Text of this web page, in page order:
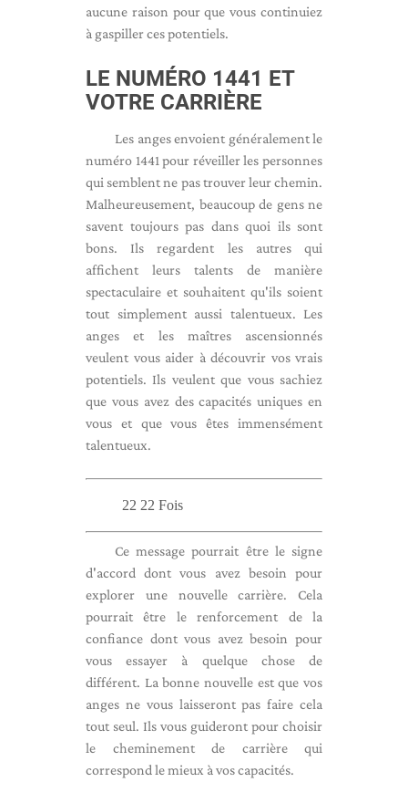
aucune raison pour que vous continuiez
à gaspiller ces potentiels.
LE NUMÉRO 1441 ET
VOTRE CARRIÈRE
Les anges envoient généralement le
numéro 1441 pour réveiller les personnes
qui semblent ne pas trouver leur chemin.
Malheureusement, beaucoup de gens ne
savent toujours pas dans quoi ils sont
bons. Ils regardent les autres qui
affichent leurs talents de manière
spectaculaire et souhaitent qu'ils soient
tout simplement aussi talentueux. Les
anges et les maîtres ascensionnés
veulent vous aider à découvrir vos vrais
potentiels. Ils veulent que vous sachiez
que vous avez des capacités uniques en
vous et que vous êtes immensément
talentueux.
22 22 Fois
Ce message pourrait être le signe
d'accord dont vous avez besoin pour
explorer une nouvelle carrière. Cela
pourrait être le renforcement de la
confiance dont vous avez besoin pour
vous essayer à quelque chose de
différent. La bonne nouvelle est que vos
anges ne vous laisseront pas faire cela
tout seul. Ils vous guideront pour choisir
le cheminement de carrière qui
correspond le mieux à vos capacités.